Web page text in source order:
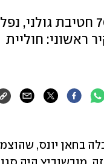
סרן במיל' טל מובשוביץ, סגן מפקד פלוגה בגדוד ההנדסה 7086 חטיבת גולני, נפל
ראשוני: חוליית